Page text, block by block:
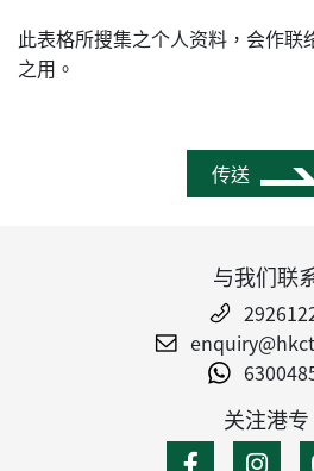
此表格所搜集之个人资料，会作
之用。
传送
与我们联
关注港专